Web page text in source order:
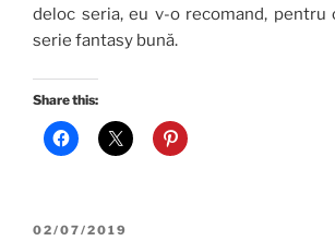
deloc seria, eu v-o recomand, pentru
serie fantasy bună.
Share this:
POSTED
02/07/2019